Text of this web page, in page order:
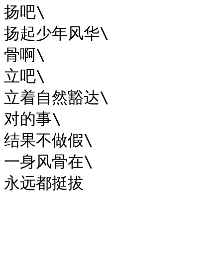
扬吧\
扬起少年风华\
骨啊\
立吧\
立着自然豁达\
对的事\
结果不做假\
一身风骨在\